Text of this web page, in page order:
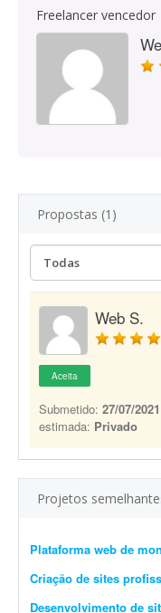
Freelancer vencedor
Propostas (1)
Web S.
Aceita
Submetido: 27/07/
estimada: Privado
Projetos
Criação de sites